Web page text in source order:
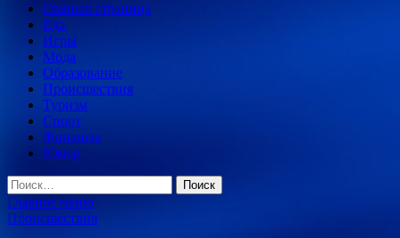
Главная страница
Еда
Игры
Мода
Образование
Происшествия
Туризм
Спорт
Финансы
Юмор
Найти:
Главное меню
Происшествия